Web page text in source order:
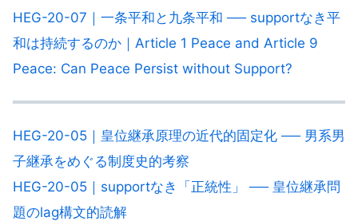
HEG-20-07｜一条平和と九条平和 ── supportなき平
和は持続するのか｜Article 1 Peace and Article 9
Peace: Can Peace Persist without Support?
HEG-20-05｜皇位継承原理の近代的固定化 ── 男系男
子継承をめぐる制度史的考察
HEG-20-05｜supportなき「正統性」 ── 皇位継承問
題のlag構文的読解